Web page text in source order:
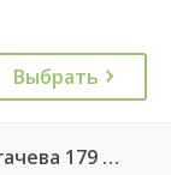
Выбрать
Саратов АВ Центральный ул им Пугачева 179 А — Старая Полтавка